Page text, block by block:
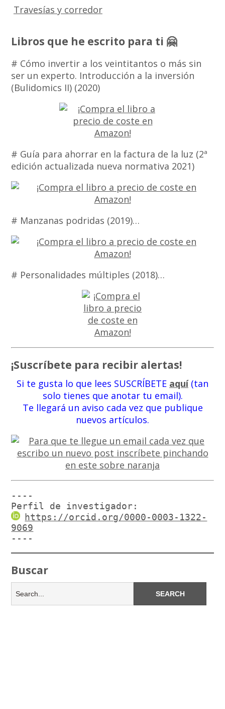
Travesías y corredor
Libros que he escrito para ti 🤗
# Cómo invertir a los veintitantos o más sin
ser un experto. Introducción a la inversión
(Bulidomics II) (2020)
# Guía para ahorrar en la factura de la luz (2ª
edición actualizada nueva normativa 2021)
# Manzanas podridas (2019)…
# Personalidades múltiples (2018)…
¡Suscríbete para recibir alertas!
Si te gusta lo que lees SUSCRÍBETE aquí(tan
solo tienes que anotar tu email).
Te llegará un aviso cada vez que publique
nuevos artículos.
----
Perfil de investigador:
https://orcid.org/0000-0003-1322-
9069
----
Buscar